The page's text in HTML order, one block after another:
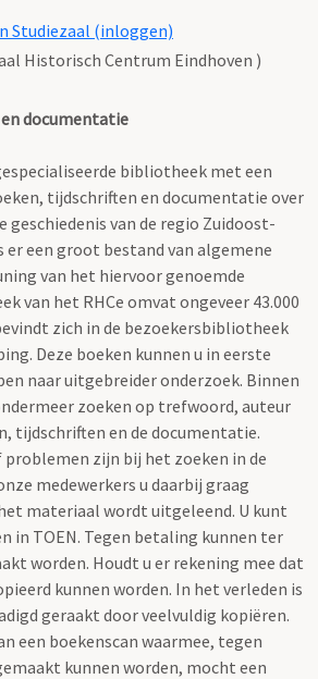
Studiezaal (inloggen)
Historisch Centrum Eindhoven )
documentatie
bibliotheek met een
tijdschriften en documentatie over
van de regio Zuidoost-
er een groot bestand van algemene
van het hiervoor genoemde
van het RHCe omvat ongeveer 43.000
zich in de bezoekersbibliotheek
Deze boeken kunnen u in eerste
naar uitgebreider onderzoek. Binnen
zoeken op trefwoord, auteur
tijdschriften en de documentatie.
problemen zijn bij het zoeken in de
medewerkers u daarbij graag
materiaal wordt uitgeleend. U kunt
in TOEN. Tegen betaling kunnen ter
worden. Houdt u er rekening mee dat
kunnen worden. In het verleden is
geraakt door veelvuldig kopiëren.
een boekenscan waarmee, tegen
kunnen worden, mocht een